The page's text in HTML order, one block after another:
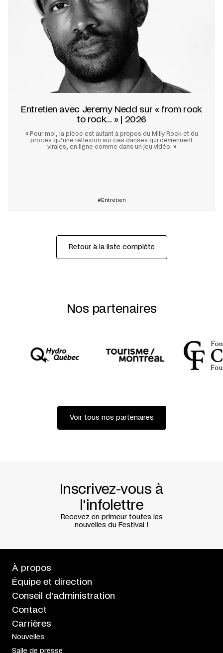
Entretien avec Jeremy Nedd sur « from rock
to rock... » | 2026
« Pour moi, la pièce est autant à propos du Milly Rock et du
procès qu’une réflexion sur ces danses qui deviennent
virales, en ligne comme dans un jeu vidéo. »
Entretien
Retour à la liste complète
Nos partenaires
Voir tous nos partenaires
Inscrivez-vous à
l'infolettre
Recevez en primeur toutes les
nouvelles du Festival !
À propos
Équipe et direction
Conseil d'administration
Contact
Carrières
Nouvelles
Salle de presse